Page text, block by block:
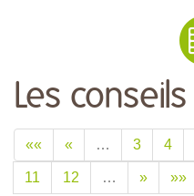
Les conseils
«« « … 3 4
11 12 … » »»